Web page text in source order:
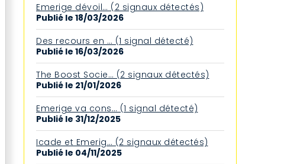
Emerige dévoil… (2 signaux détectés)
Publié le 18/03/2026
Des recours en … (1 signal détecté)
Publié le 16/03/2026
The Boost Socie… (2 signaux détectés)
Publié le 21/01/2026
Emerige va cons… (1 signal détecté)
Publié le 31/12/2025
Icade et Emerig… (2 signaux détectés)
Publié le 04/11/2025